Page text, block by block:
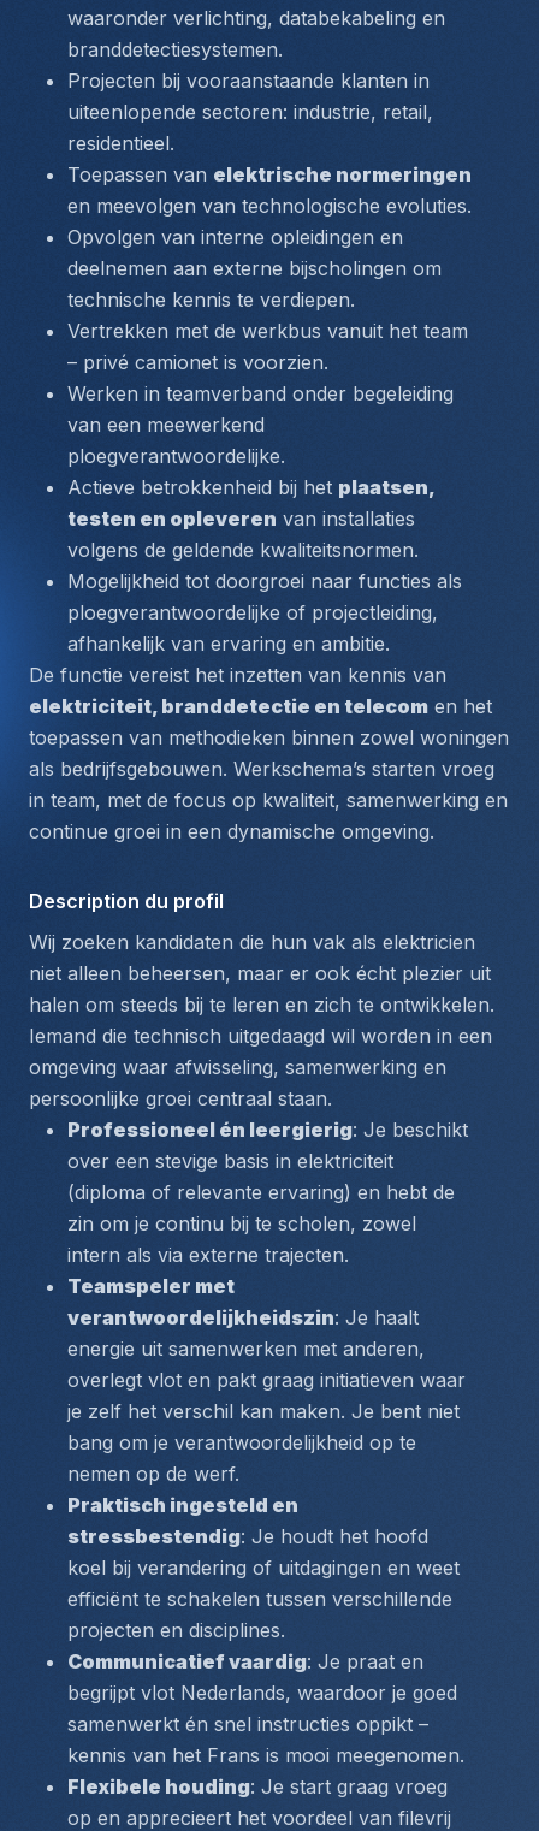
waaronder verlichting, databekabeling en
branddetectiesystemen.
Projecten bij vooraanstaande klanten in
uiteenlopende sectoren: industrie, retail,
residentieel.
Toepassen van elektrische normeringen
en meevolgen van technologische evoluties.
Opvolgen van interne opleidingen en
deelnemen aan externe bijscholingen om
technische kennis te verdiepen.
Vertrekken met de werkbus vanuit het team
– privé camionet is voorzien.
Werken in teamverband onder begeleiding
van een meewerkend
ploegverantwoordelijke.
Actieve betrokkenheid bij het plaatsen,
testen en opleveren van installaties
volgens de geldende kwaliteitsnormen.
Mogelijkheid tot doorgroei naar functies als
ploegverantwoordelijke of projectleiding,
afhankelijk van ervaring en ambitie.
elektriciteit, branddetectie en telecom en het
toepassen van methodieken binnen zowel woningen
als bedrijfsgebouwen. Werkschema’s starten vroeg
in team, met de focus op kwaliteit, samenwerking en
continue groei in een dynamische omgeving.
Description du profil
Wij zoeken kandidaten die hun vak als elektricien
niet alleen beheersen, maar er ook écht plezier uit
halen om steeds bij te leren en zich te ontwikkelen.
Iemand die technisch uitgedaagd wil worden in een
omgeving waar afwisseling, samenwerking en
persoonlijke groei centraal staan.
Professioneel én leergierig: Je beschikt
over een stevige basis in elektriciteit
(diploma of relevante ervaring) en hebt de
zin om je continu bij te scholen, zowel
intern als via externe trajecten.
Teamspeler met
verantwoordelijkheidszin: Je haalt
energie uit samenwerken met anderen,
overlegt vlot en pakt graag initiatieven waar
je zelf het verschil kan maken. Je bent niet
bang om je verantwoordelijkheid op te
nemen op de werf.
Praktisch ingesteld en
stressbestendig: Je houdt het hoofd
koel bij verandering of uitdagingen en weet
efficiënt te schakelen tussen verschillende
projecten en disciplines.
Communicatief vaardig: Je praat en
begrijpt vlot Nederlands, waardoor je goed
samenwerkt én snel instructies oppikt –
kennis van het Frans is mooi meegenomen.
Flexibele houding: Je start graag vroeg
op en apprecieert het voordeel van filevrij